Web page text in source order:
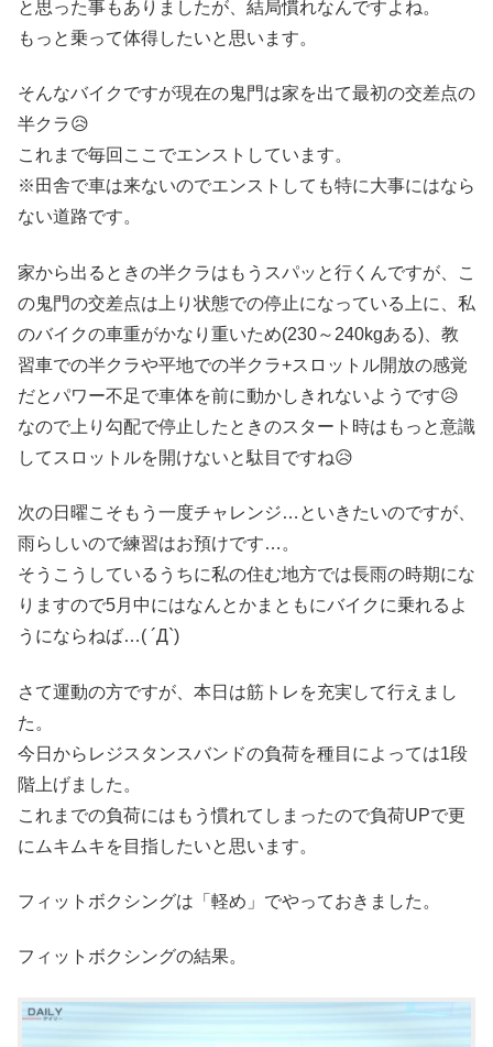
と思った事もありましたが、結局慣れなんですよね。
もっと乗って体得したいと思います。
そんなバイクですが現在の鬼門は家を出て最初の交差点の
半クラ😥
これまで毎回ここでエンストしています。
※田舎で車は来ないのでエンストしても特に大事にはなら
ない道路です。
家から出るときの半クラはもうスパッと行くんですが、こ
の鬼門の交差点は上り状態での停止になっている上に、私
のバイクの車重がかなり重いため(230～240kgある)、教
習車での半クラや平地での半クラ+スロットル開放の感覚
だとパワー不足で車体を前に動かしきれないようです😥
なので上り勾配で停止したときのスタート時はもっと意識
してスロットルを開けないと駄目ですね😥
次の日曜こそもう一度チャレンジ…といきたいのですが、
雨らしいので練習はお預けです…。
そうこうしているうちに私の住む地方では長雨の時期にな
りますので5月中にはなんとかまともにバイクに乗れるよ
うにならねば…( ´Д`)
さて運動の方ですが、本日は筋トレを充実して行えまし
た。
今日からレジスタンスバンドの負荷を種目によっては1段
階上げました。
これまでの負荷にはもう慣れてしまったので負荷UPで更
にムキムキを目指したいと思います。
フィットボクシングは「軽め」でやっておきました。
フィットボクシングの結果。